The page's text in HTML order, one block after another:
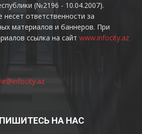
(№2196 - 10.04.2007).
несет ответственности за
материалов и баннеров. При
ссылка на сайт www.infocity.az
НА НАС